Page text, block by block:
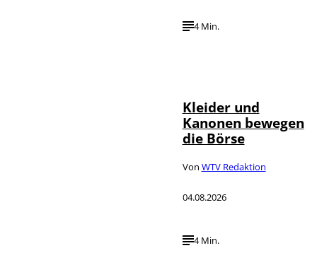
4 Min.
Kleider und
Kanonen bewegen
die Börse
Von WTV Redaktion
04.08.2026
4 Min.